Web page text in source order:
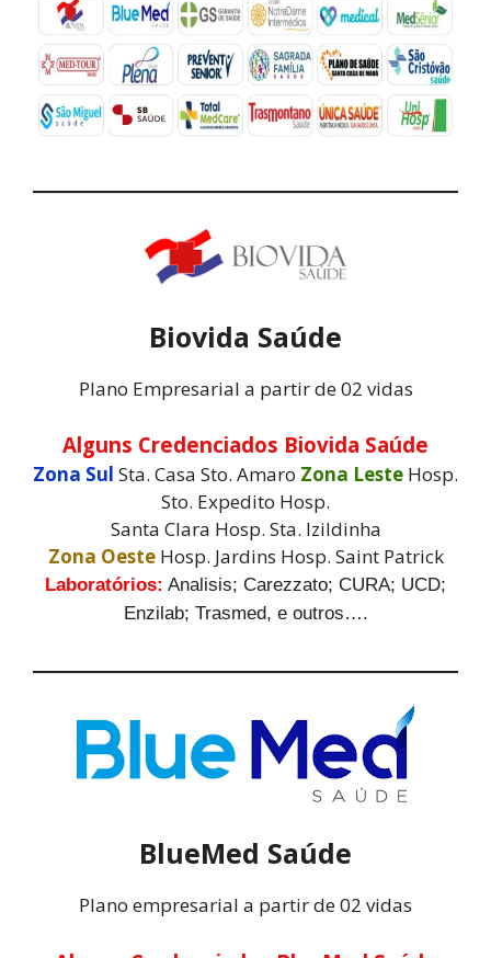
Biovida Saúde
Plano Empresarial a partir de 02 vidas
Alguns Credenciados Biovida Saúde
Zona Sul Sta. Casa Sto. Amaro Zona Leste Hosp.
Sto. Expedito Hosp.
Santa Clara Hosp. Sta. Izildinha
Zona OesteHosp. Jardins Hosp. Saint Patrick
Laboratórios: Analisis; Carezzato; CURA; UCD;
Enzilab; Trasmed, e outros….
BlueMed Saúde
Plano empresarial a partir de 02 vidas